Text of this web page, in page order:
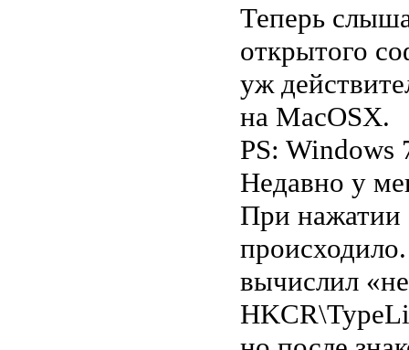
Теперь
открытого
уж
на MacOSX.
PS: Windows
Недавно у
При нажатии
вычислил